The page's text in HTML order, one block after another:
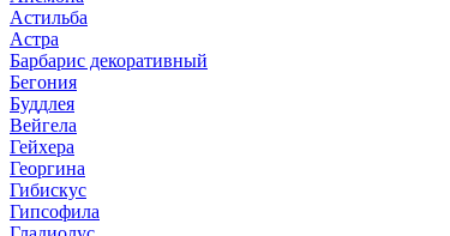
Астильба
Астра
Барбарис декоративный
Бегония
Буддлея
Вейгела
Гейхера
Георгина
Гибискус
Гипсофила